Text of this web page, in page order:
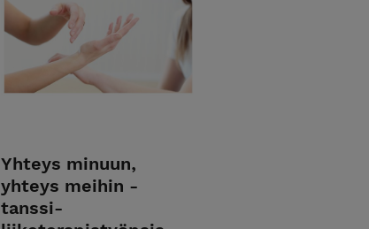
Yhteys minuun,
yhteys meihin -
tanssi-